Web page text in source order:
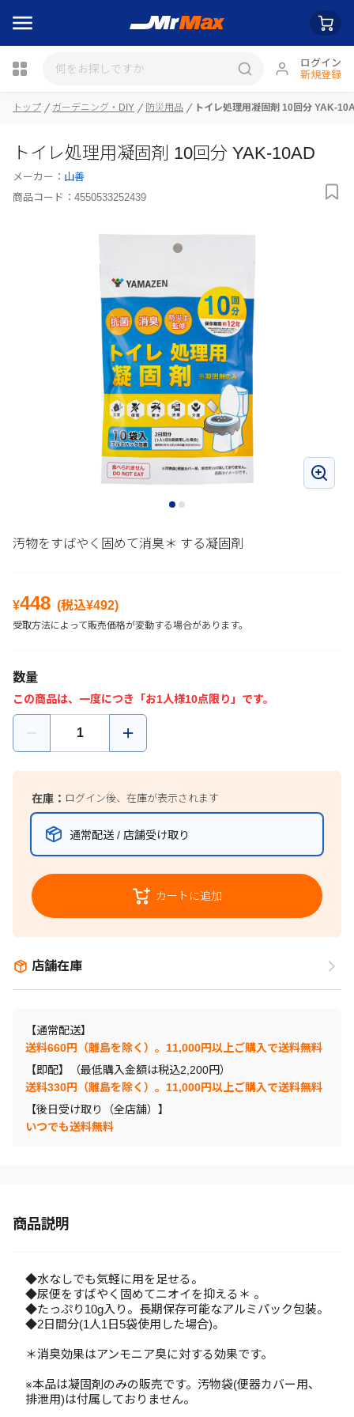
ログイン
新規登録
瓶詰
トップ ガーデニング・DIY 防災用品 トイレ処理用凝固剤 10回分 YAK-
トイレ処理用凝固剤 10回分 YAK-10AD
メーカー： 山善
商品コード： 4550533252439
汚物をすばやく固めて消臭＊ する凝固剤
¥448 (税込¥492)
受取方法によって販売価格が変動する場合があります。
数量
この商品は、一度につき「お1人様10点限り」です。
在庫： ログイン後、在庫が表示されます
通常配送 / 店舗受け取り
カートに追加
店舗在庫
【通常配送】
送料660円（離島を除く）。11,000円以上ご購入で送料無料
【即配】（最低購入金額は税込2,200円）
送料330円（離島を除く）。11,000円以上ご購入で送料無料
【後日受け取り（全店舗）】
いつでも送料無料
商品説明
◆水なしでも気軽に用を足せる。
◆尿便をすばやく固めてニオイを抑える＊ 。
◆たっぷり10g入り。長期保存可能なアルミパック包装。
◆2日間分(1人1日5袋使用した場合)。
＊消臭効果はアンモニア臭に対する効果です。
※本品は凝固剤のみの販売です。汚物袋(便器カバー用、
排泄用)は付属しておりません。